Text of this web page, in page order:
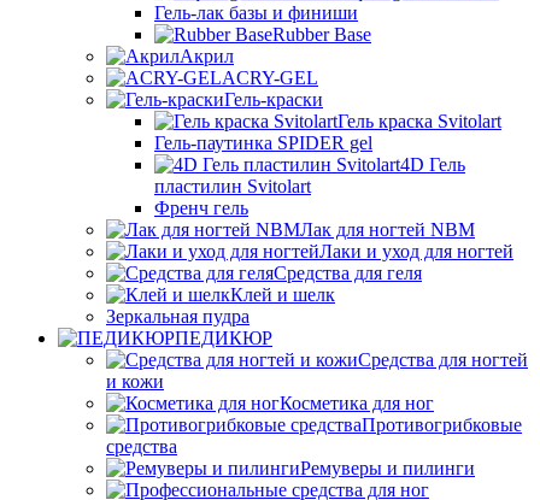
Гель-лак базы и финиши
Rubber Base
Акрил
ACRY-GEL
Гель-краски
Гель краска Svitolart
Гель-паутинка SPIDER gel
4D Гель
пластилин Svitolart
Френч гель
Лак для ногтей NBM
Лаки и уход для ногтей
Средства для геля
Клей и шелк
Зеркальная пудра
ПЕДИКЮР
Средства для ногтей
и кожи
Косметика для ног
Противогрибковые
средства
Ремуверы и пилинги